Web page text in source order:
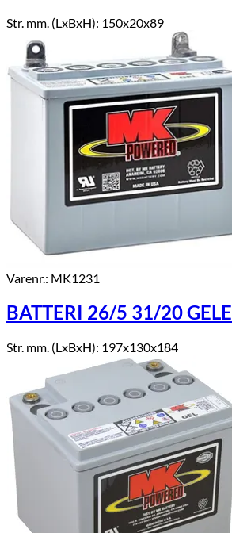
Str. mm. (LxBxH): 150x20x89
Varenr.: MK1231
BATTERI 26/5 31/20 GELE
Str. mm. (LxBxH): 197x130x184